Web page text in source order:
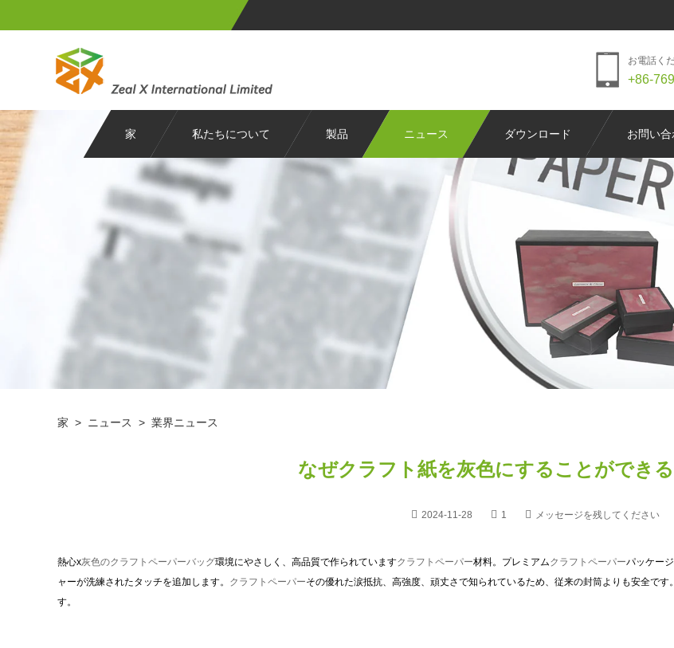
お電話く
+86-
家 私たちについて 製品 ニュース ダウンロード お問い
家 > ニュース > 業界ニュース
なぜクラフト紙を灰色にすることができ
2024-11-28 1 メッセージを残してください
熱心x灰色のクラフトペーパーバッグ環境にやさしく、高品質で作られていますクラフトペーパー材料。プレミアムクラフトペーパーパッケー
ャーが洗練されたタッチを追加します。 クラフトペーパーその優れた涙抵抗、高強度、頑丈さで知られているため、従来の封筒よりも安全で
す。